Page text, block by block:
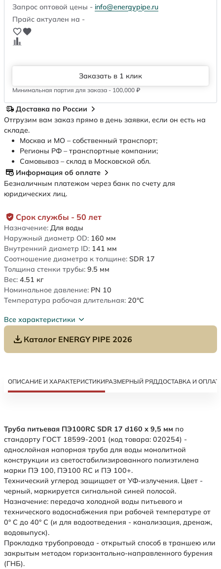
Срок службы - 50 лет
Назначение: Для воды
Наружный диаметр OD: 160 мм
Внутренний диаметр ID: 141 мм
Соотношение диаметра к толщине: SDR 17
Толщина стенки трубы: 9.5 мм
Вес: 4.51 кг
Номинальное давление: PN 10
Температура рабочая длительная: 20°C
Все характеристики
Каталог ENERGY PIPE 2026
Запрос оптовой цены - info@energypipe.ru
Прайс актуален на -
Заказать в 1 клик
Минимальная партия для заказа - 100,000 ₽
Доставка по России
Отгрузим вам заказ прямо в день заявки, если он есть на
складе.
Москва и МО – собственный транспорт;
Регионы РФ – транспортные компании;
Самовывоз – склад в Московской обл.
Информация об оплате
Безналичным платежом через банк по счету для
юридических лиц.
ОПИСАНИЕ И ХАРАКТЕРИСТИКИРАЗМЕРНЫЙ РЯДДОСТАВКА И
Труба питьевая ПЭ100RC SDR 17 d160 х 9,5 мм по
стандарту ГОСТ 18599-2001 (код товара: 020254) -
однослойная напорная труба для воды монолитной
конструкции из светостабилизированного полиэтилена
марки ПЭ 100, ПЭ100 RC и ПЭ 100+.
Технический углерод защищает от УФ-излучения. Цвет -
черный, маркируется сигнальной синей полосой.
Назначение: передача холодной воды питьевого и
технического водоснабжения при рабочей температуре от
0° С до 40° С (и для водоотведения - канализация, дренаж,
водовыпуск).
Прокладка трубопровода - открытый способ в траншею или
закрытым методом горизонтально-направленного бурения
(ГНБ).